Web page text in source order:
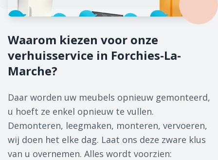
Waarom kiezen voor onze
verhuisservice in Forchies-La-
Marche?
Daar worden uw meubels opnieuw gemonteerd,
u hoeft ze enkel opnieuw te vullen.
Demonteren, leegmaken, monteren, vervoeren,
wij doen het elke dag. Laat ons deze zware klus
van u overnemen. Alles wordt voorzien: